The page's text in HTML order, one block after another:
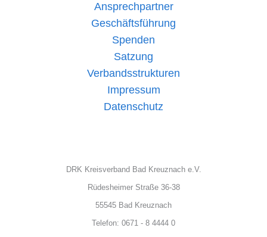
Ansprechpartner
Geschäftsführung
Spenden
Satzung
Verbandsstrukturen
Impressum
Datenschutz
DRK Kreisverband Bad Kreuznach e.V.
Rüdesheimer Straße 36-38
55545 Bad Kreuznach
Telefon: 0671 - 8 4444 0